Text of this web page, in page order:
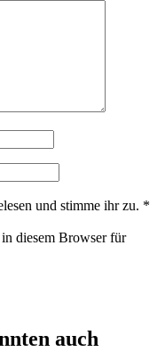
und stimme ihr zu. *
diesem Browser für
auch